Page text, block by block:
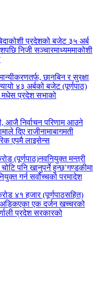
कोशी प्रदेशको बजेट ३५ अर्ब
कोशी
छानबिन र सुरक्षा
४३ अर्बको बजेट (पूर्णपाठ)
मधेस प्रदेश सभाको
आजै निर्वाचन परिणाम आउने
दिए राजीनामाबागमती
एपमै लाइसेन्स
(पूर्णपाठ)नवनियुक्त मन्त्री
पनि खानुपर्ने हुन्छ’गण्डकीमा
गर्न सर्वोच्चको परमादेश
४१ हजार (पूर्णपाठसहित)
एक दर्जन खच्चरको
प्रदेश सरकारको